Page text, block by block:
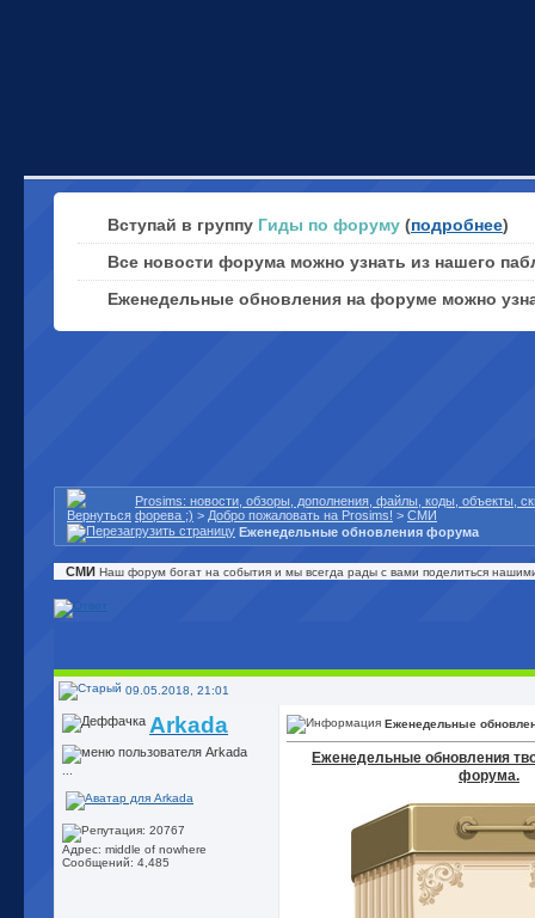
Вступай в группу Гиды по форуму (подробнее)
Все новости форума можно узнать из нашего
Еженедельные обновления на форуме можно
Prosims: новости, обзоры, дополнения, файлы, коды, объекты,
форева ;) > Добро пожаловать на Prosims! > СМИ
Еженедельные обновления форума
СМИ Наш форум богат на события и мы всегда рады с вами поделиться
09.05.2018, 21:01
Arkada
Адрес: middle of nowhere
Сообщений: 4,485
Еженедельные
Еженедельные обновления
форума.